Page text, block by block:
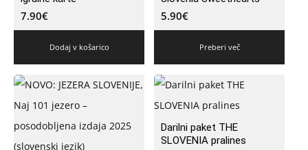
7.90€
Dodaj v košarico
5.90€
Preberi več
Darilni paket THE
SLOVENIA pralines